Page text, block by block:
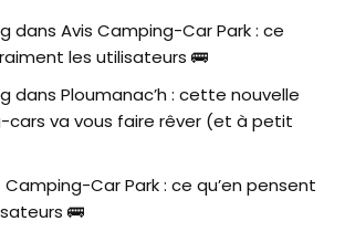
dans Avis Camping-Car Park : ce
les utilisateurs 🚌
dans Ploumanac’h : cette nouvelle
cars va vous faire rêver (et à petit
Camping-Car Park : ce qu’en pensent
🚌